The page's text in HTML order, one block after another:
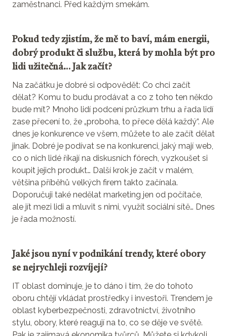
zaměstnanci. Před každým smekám.
Pokud tedy zjistím, že mě to baví, mám energii,
dobrý produkt či službu, která by mohla být pro
lidi užitečná… Jak začít?
Na začátku je dobré si odpovědět: Co chci začít
dělat? Komu to budu prodávat a co z toho ten někdo
bude mít? Mnoho lidí podcení průzkum trhu a řada lidí
zase přecení to, že „proboha, to přece dělá každý“. Ale
dnes je konkurence ve všem, můžete to ale začít dělat
jinak. Dobré je podívat se na konkurenci, jaký mají web,
co o nich lidé říkají na diskusních fórech, vyzkoušet si
koupit jejich produkt… Další krok je začít v malém,
většina příběhů velkých firem takto začínala.
Doporučuji také nedělat marketing jen od počítače,
ale jít mezi lidi a mluvit s nimi, využít sociální sítě… Dnes
je řada možností.
Jaké jsou nyní v podnikání trendy, které obory
se nejrychleji rozvíjejí?
IT oblast dominuje, je to dáno i tím, že do tohoto
oboru chtějí vkládat prostředky i investoři. Trendem je
oblast kyberbezpečnosti, zdravotnictví, životního
stylu, obory, které reagují na to, co se děje ve světě.